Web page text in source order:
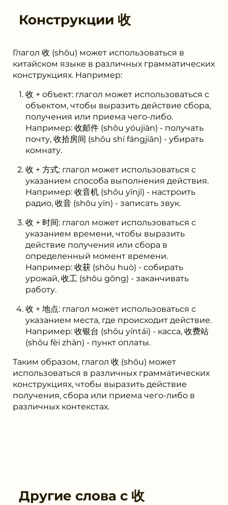
Конструкции 收
Глагол 收 (shōu) может использоваться в
китайском языке в различных грамматических
конструкциях. Например:
收 + объект: глагол может использоваться с
объектом, чтобы выразить действие сбора,
получения или приема чего-либо.
Например: 收邮件 (shōu yóujiàn) - получать
почту, 收拾房间 (shōu shí fángjiān) - убирать
комнату.
收 + 方式: глагол может использоваться с
указанием способа выполнения действия.
Например: 收音机 (shōu yīnjī) - настроить
радио, 收音 (shōu yīn) - записать звук.
收 + 时间: глагол может использоваться с
указанием времени, чтобы выразить
действие получения или сбора в
определенный момент времени.
Например: 收获 (shōu huò) - собирать
урожай, 收工 (shōu gōng) - заканчивать
работу.
收 + 地点: глагол может использоваться с
указанием места, где происходит действие.
Например: 收银台 (shōu yíntái) - касса, 收费站
(shōu fèi zhàn) - пункт оплаты.
Таким образом, глагол 收 (shōu) может
использоваться в различных грамматических
конструкциях, чтобы выразить действие
получения, сбора или приема чего-либо в
различных контекстах.
Другие слова с 收